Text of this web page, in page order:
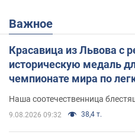
Важное
Красавица из Львова с
историческую медаль
чемпионате мира по
Наша соотечественница
9.08.2026 09:32 38,4 т.